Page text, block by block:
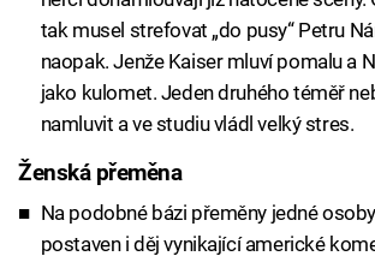
tak musel strefovat „do pusy“ Petru
naopak. Jenže Kaiser mluví pomalu a
jako kulomet. Jeden druhého téměř
namluvit a ve studiu vládl velký stres.
Ženská přeměna
Na podobné bázi přeměny jedné
postaven i děj vynikající americké